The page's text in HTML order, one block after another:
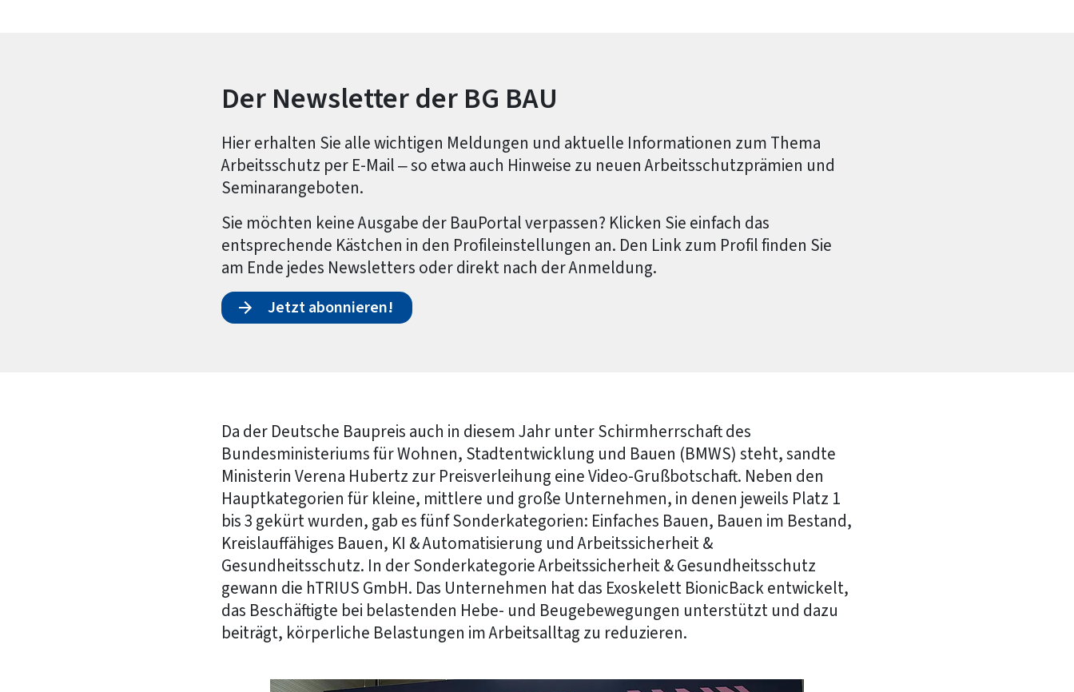
Der Newsletter der BG BAU
Hier erhalten Sie alle wichtigen Meldungen und aktuelle Informationen zum Thema
Arbeitsschutz per E-Mail – so etwa auch Hinweise zu neuen Arbeitsschutzprämien und
Seminarangeboten.
Sie möchten keine Ausgabe der BauPortal verpassen? Klicken Sie einfach das
entsprechende Kästchen in den Profileinstellungen an. Den Link zum Profil finden Sie
am Ende jedes Newsletters oder direkt nach der Anmeldung.
Jetzt abonnieren!
Da der Deutsche Baupreis auch in diesem Jahr unter Schirmherrschaft des
Bundesministeriums für Wohnen, Stadtentwicklung und Bauen (BMWS) steht, sandte
Ministerin Verena Hubertz zur Preisverleihung eine Video-Grußbotschaft. Neben den
Hauptkategorien für kleine, mittlere und große Unternehmen, in denen jeweils Platz 1
bis 3 gekürt wurden, gab es fünf Sonderkategorien: Einfaches Bauen, Bauen im Bestand,
Kreislauffähiges Bauen, KI & Automatisierung und Arbeitssicherheit &
Gesundheitsschutz. In der Sonderkategorie Arbeitssicherheit & Gesundheitsschutz
gewann die hTRIUS GmbH. Das Unternehmen hat das Exoskelett BionicBack entwickelt,
das Beschäftigte bei belastenden Hebe- und Beugebewegungen unterstützt und dazu
beiträgt, körperliche Belastungen im Arbeitsalltag zu reduzieren.